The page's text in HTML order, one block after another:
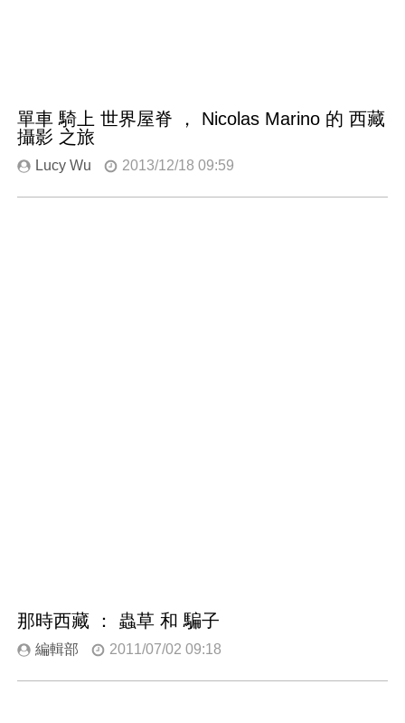
單車 騎上 世界屋脊 ， Nicolas Marino 的 西藏
攝影 之旅
Lucy Wu 2013/12/18 09:59
那時西藏 ： 蟲草 和 騙子
編輯部 2011/07/02 09:18